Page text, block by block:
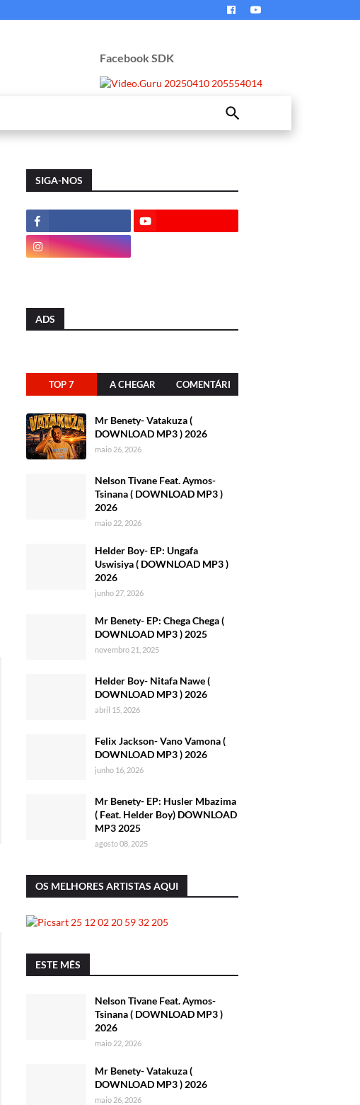
Facebook SDK
SIGA-NOS
ADS
TOP 7 A CHEGAR COMENTÁRI
Mr Benety- Vatakuza (
DOWNLOAD MP3 ) 2026
maio 26, 2026
Nelson Tivane Feat. Aymos-
Tsinana ( DOWNLOAD MP3 )
2026
maio 22, 2026
Helder Boy- EP: Ungafa
Uswisiya ( DOWNLOAD MP3 )
2026
junho 27, 2026
Mr Benety- EP: Chega Chega (
DOWNLOAD MP3 ) 2025
novembro 21, 2025
Helder Boy- Nitafa Nawe (
DOWNLOAD MP3 ) 2026
abril 15, 2026
Felix Jackson- Vano Vamona (
DOWNLOAD MP3 ) 2026
junho 16, 2026
Mr Benety- EP: Husler Mbazima
( Feat. Helder Boy) DOWNLOAD
MP3 2025
agosto 08, 2025
OS MELHORES ARTISTAS AQUI
ESTE MÊS
Nelson Tivane Feat. Aymos-
Tsinana ( DOWNLOAD MP3 )
2026
maio 22, 2026
Mr Benety- Vatakuza (
DOWNLOAD MP3 ) 2026
maio 26, 2026